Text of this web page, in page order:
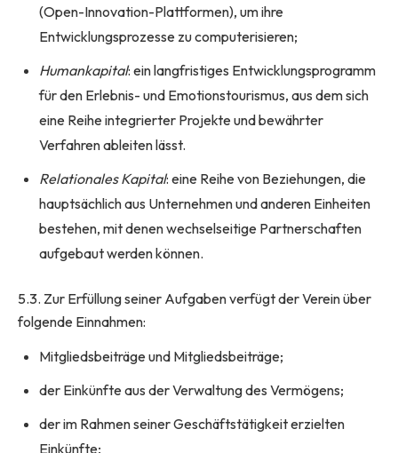
(Open-Innovation-Plattformen), um ihre
Entwicklungsprozesse zu computerisieren;
Humankapital: ein langfristiges Entwicklungsprogramm
für den Erlebnis- und Emotionstourismus, aus dem sich
eine Reihe integrierter Projekte und bewährter
Verfahren ableiten lässt.
Relationales Kapital: eine Reihe von Beziehungen, die
hauptsächlich aus Unternehmen und anderen Einheiten
bestehen, mit denen wechselseitige Partnerschaften
aufgebaut werden können.
5.3. Zur Erfüllung seiner Aufgaben verfügt der Verein über
folgende Einnahmen:
Mitgliedsbeiträge und Mitgliedsbeiträge;
der Einkünfte aus der Verwaltung des Vermögens;
der im Rahmen seiner Geschäftstätigkeit erzielten
Einkünfte;